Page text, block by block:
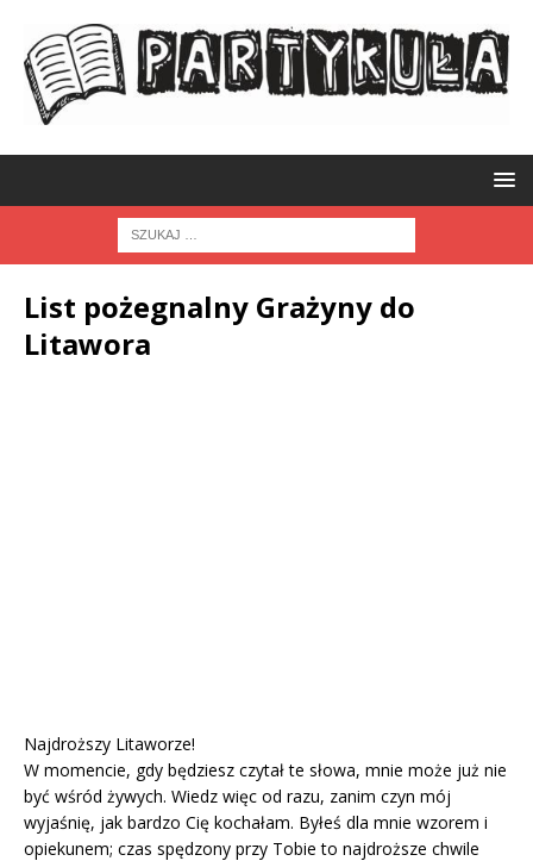
List pożegnalny Grażyny do
Litawora
Najdroższy Litaworze!
W momencie, gdy będziesz czytał te słowa, mnie może już nie
być wśród żywych. Wiedz więc od razu, zanim czyn mój
wyjaśnię, jak bardzo Cię kochałam. Byłeś dla mnie wzorem i
opiekunem; czas spędzony przy Tobie to najdroższe chwile